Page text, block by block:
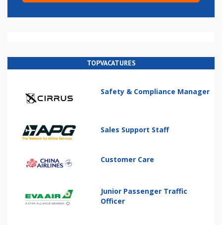
TOPVACATURES
Safety & Compliance Manager
Sales Support Staff
Customer Care
Junior Passenger Traffic
Officer